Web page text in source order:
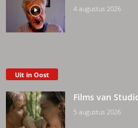
4 augustus 2026
Uit in Oost
Films van
5 augustus 2026